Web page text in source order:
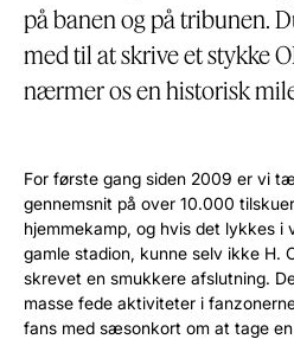
på banen og på tribunen.
med til at skrive et stykke
nærmer os en historisk
For første gang siden 2009 er vi
gennemsnit på over 10.000
hjemmekamp, og hvis det lykkes i
gamle stadion, kunne selv ikke H.
skrevet en smukkere afslutning.
masse fede aktiviteter i
fans med sæsonkort om at tage